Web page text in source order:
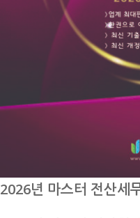
2026년 마스터 전산세